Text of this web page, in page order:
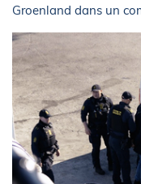
Groenland dans un